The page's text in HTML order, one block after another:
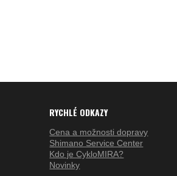
RYCHLÉ ODKAZY
Cena a možnosti dopravy
Shimano Service Center
Kdo je CykloMIRA?
Novinky